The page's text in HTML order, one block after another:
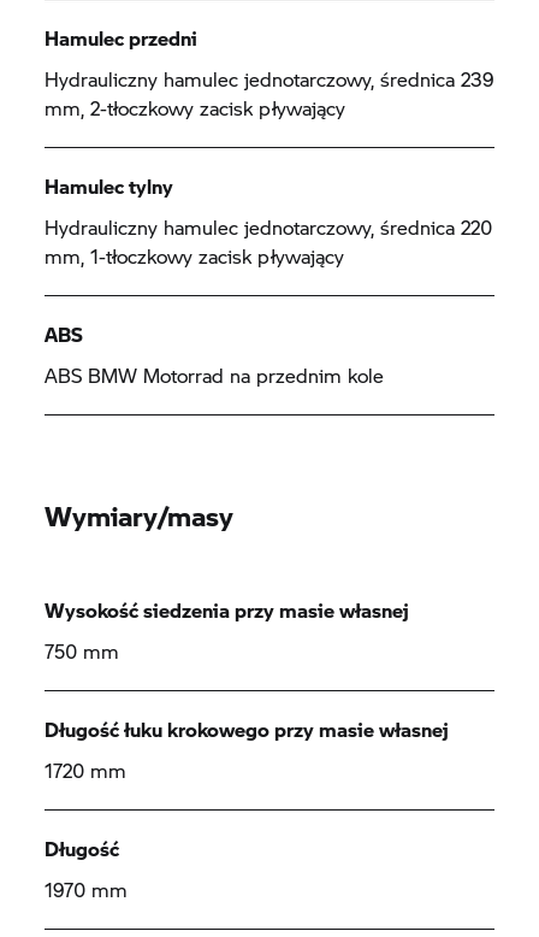
Hamulec przedni
Hydrauliczny hamulec jednotarczowy, średnica 239
mm, 2-tłoczkowy zacisk pływający
Hamulec tylny
Hydrauliczny hamulec jednotarczowy, średnica 220
mm, 1-tłoczkowy zacisk pływający
ABS
ABS BMW Motorrad na przednim kole
Wymiary/masy
Wysokość siedzenia przy masie własnej
750 mm
Długość łuku krokowego przy masie własnej
1720 mm
Długość
1970 mm